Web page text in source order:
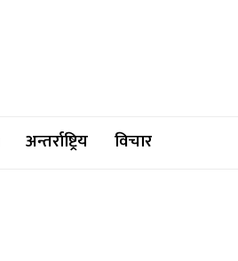
अन्तर्राष्ट्रिय विचार